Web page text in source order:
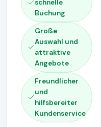
schnelle
Buchung
Große
Auswahl und
attraktive
Angebote
Freundlicher
und
hilfsbereiter
Kundenservice